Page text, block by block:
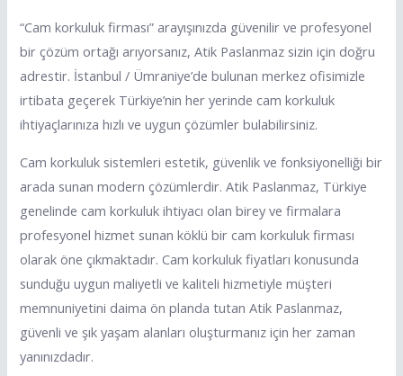
“Cam korkuluk firması” arayışınızda güvenilir ve profesyonel
bir çözüm ortağı arıyorsanız, Atik Paslanmaz sizin için doğru
adrestir. İstanbul / Ümraniye’de bulunan merkez ofisimizle
irtibata geçerek Türkiye’nin her yerinde cam korkuluk
ihtiyaçlarınıza hızlı ve uygun çözümler bulabilirsiniz.
Cam korkuluk sistemleri estetik, güvenlik ve fonksiyonelliği bir
arada sunan modern çözümlerdir. Atik Paslanmaz, Türkiye
genelinde cam korkuluk ihtiyacı olan birey ve firmalara
profesyonel hizmet sunan köklü bir cam korkuluk firması
olarak öne çıkmaktadır. Cam korkuluk fiyatları konusunda
sunduğu uygun maliyetli ve kaliteli hizmetiyle müşteri
memnuniyetini daima ön planda tutan Atik Paslanmaz,
güvenli ve şık yaşam alanları oluşturmanız için her zaman
yanınızdadır.